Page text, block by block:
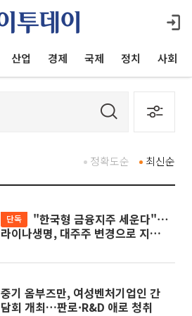
산업 경제 국제 정치 사회
최신순
정확도순
단독
라이나생명, 대주주 변경으로 지주
중기 옴부즈만, 여성벤처기업인 간
담회 개최…판로·R&D 애로 청취